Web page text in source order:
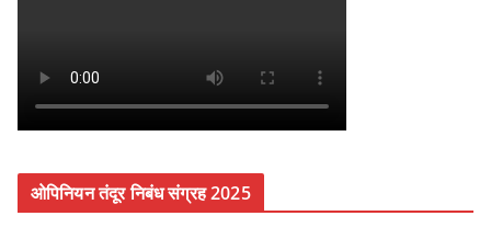
ओपिनियन तंदूर निबंध संग्रह 2025